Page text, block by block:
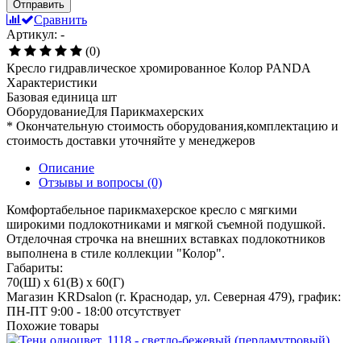
Отправить
Сравнить
Артикул: -
(0)
Кресло гидравлическое хромированное Колор PANDA
Характеристики
Базовая единица шт
ОборудованиеДля Парикмахерских
* Окончательную стоимость оборудования,комплектацию и
стоимость доставки уточняйте у менеджеров
Описание
Отзывы и вопросы (0)
Комфортабельное парикмахерское кресло с мягкими
широкими подлокотниками и мягкой съемной подушкой.
Отделочная строчка на внешних вставках подлокотников
выполнена в стиле коллекции "Колор".
Габариты:
70(Ш) x 61(В) x 60(Г)
Магазин KRDsalon (г. Краснодар, ул. Северная 479), график:
ПН-ПТ 9:00 - 18:00 отсутствует
Похожие товары